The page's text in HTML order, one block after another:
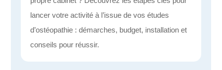
lancer votre activité à l’issue de vos études
d’ostéopathie : démarches, budget, installation et
conseils pour réussir.